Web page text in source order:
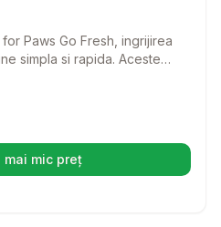
Paws Go Fresh, ingrijirea
simpla si rapida. Aceste
datorita extractelor de
mai mic preț
(se deschide într-o filă nouă)